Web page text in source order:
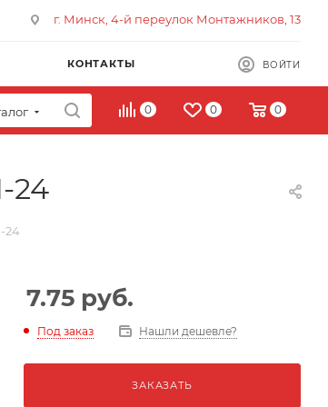
г. Минск, 4-й переулок Монтажников, 13
КОНТАКТЫ ВОЙТИ
0 0 0
24
24
7.75 руб.
Под заказ Нашли дешевле?
ЗАКАЗАТЬ